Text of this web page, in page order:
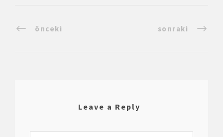
önceki sonraki
Leave a Reply